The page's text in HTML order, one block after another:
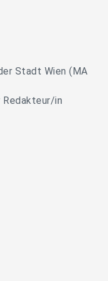
Stadt Wien (MA
in